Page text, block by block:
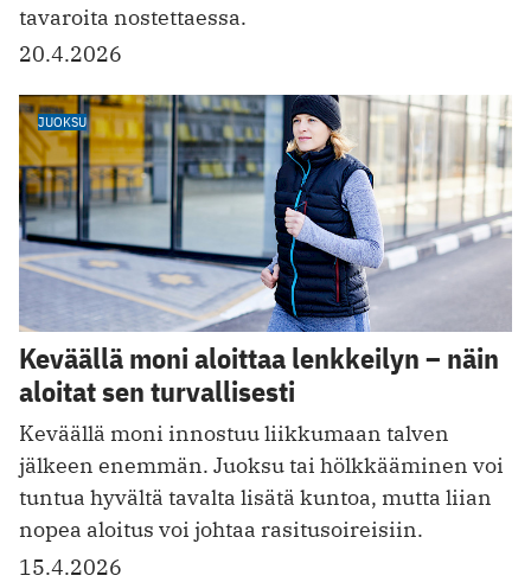
tavaroita nostettaessa.
20.4.2026
JUOKSU
Keväällä moni aloittaa lenkkeilyn – näin
aloitat sen turvallisesti
Keväällä moni innostuu liikkumaan talven
jälkeen enemmän. Juoksu tai hölkkääminen voi
tuntua hyvältä tavalta lisätä kuntoa, mutta liian
nopea aloitus voi johtaa rasitusoireisiin.
15.4.2026